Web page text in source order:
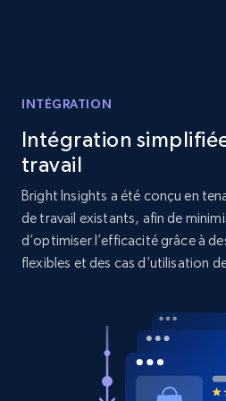
Etsy - Collects data from
URL, Product id, Listing
Reviews count shop,
price, and more.
Amazon products search
Asin, URL, Name, Sponsored,
INTÉGRATION
Intégration
travail
Bright Insights a été conçu en
de travail existants, afin de
d’optimiser l’efficacité grâce à
flexibles et des cas d’utilisation